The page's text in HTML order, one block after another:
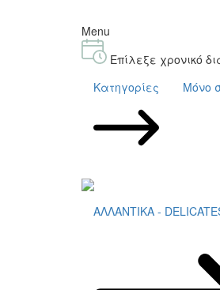
Menu
Επίλεξε χρονικό
Κατηγορίες
Μόνο
ΑΛΛΑΝΤΙΚΑ -